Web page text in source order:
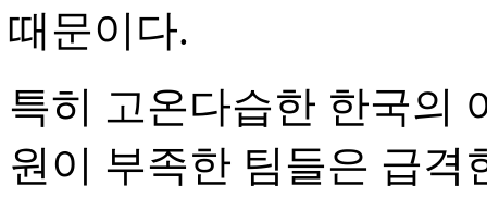
때문이다.
특히 고온다습한 한국의
원이 부족한 팀들은 급격